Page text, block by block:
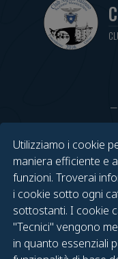
Utilizziamo i cookie
maniera efficiente e
funzioni. Troverai
i cookie sotto ogni
sottostanti. I cookie
"Tecnici" vengono
in quanto essenziali